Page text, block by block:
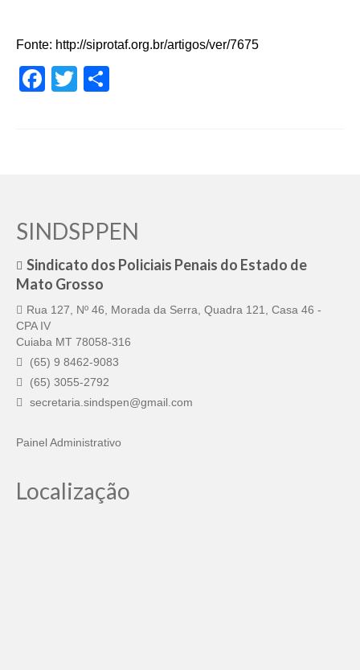
Fonte: http://siprotaf.org.br/artigos/ver/7675
Facebook
Twitter
SINDSPPEN
Sindicato dos Policiais Penais do Estado de
Mato Grosso
Rua 127, Nº 46, Morada da Serra, Quadra 121, Casa 46 -
CPA IV
Cuiaba MT 78058-316
(65) 9 8462-9083
(65) 3055-2792
secretaria.sindspen@gmail.com
Painel Administrativo
Localização